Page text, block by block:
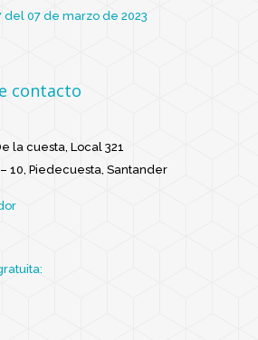
del 07 de marzo de 2023
contacto
la cuesta, Local 321
10, Piedecuesta, Santander